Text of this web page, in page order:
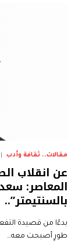
مقالات.. ثقافة وأدب
عن انقلاب
المعاصر:
بالسنتيمتر”..
بدءًا من قصيدة
طورٍ أصبحت معه…